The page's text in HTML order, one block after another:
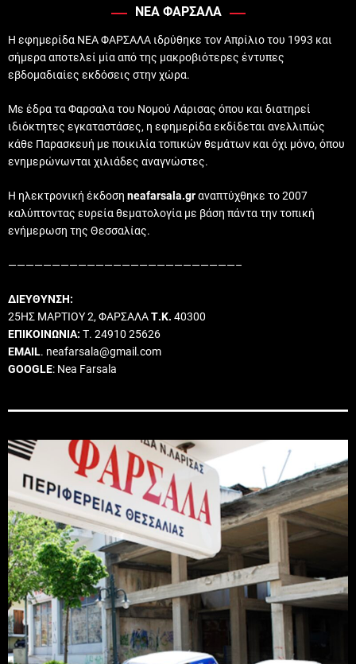
ΝΕΑ ΦΑΡΣΑΛΑ
Η εφημερίδα ΝΕΑ ΦΑΡΣΑΛΑ ιδρύθηκε τον Απρίλιο του 1993 και
σήμερα αποτελεί μία από της μακροβιότερες έντυπες
εβδομαδιαίες εκδόσεις στην χώρα.
Με έδρα τα Φαρσαλα του Νομού Λάρισας όπου και διατηρεί
ιδιόκτητες εγκαταστάσες, η εφημερίδα εκδίδεται ανελλιπώς
κάθε Παρασκευή με ποικιλία τοπικών θεμάτων και όχι μόνο, όπου
ενημερώνωνται χιλιάδες αναγνώστες.
Η ηλεκτρονική έκδοση neafarsala.grαναπτύχθηκε το 2007
καλύπτοντας ευρεία θεματολογία με βάση πάντα την τοπική
ενήμερωση της Θεσσαλίας.
——————————————————————————–
ΔΙΕΥΘΥΝΣΗ:
25ΗΣ ΜΑΡΤΙΟΥ 2, ΦΑΡΣΑΛΑΤ.Κ. 40300
ΕΠΙΚΟΙΝΩΝΙΑ: Τ. 24910 25626
EMAIL. neafarsala@gmail.com
GOOGLE: Nea Farsala